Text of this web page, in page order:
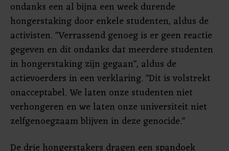
ondanks een al bijna een week durende
hongerstaking door enkele studenten, aldus de
activisten. "Verrassend genoeg is er geen reactie
gegeven en dit ondanks dat meerdere studenten
in hongerstaking zijn gegaan", aldus de
actievoerders in een verklaring. "Dit is volstrekt
onacceptabel. We laten onze studenten niet
verhongeren en we laten onze universiteit niet
zelfgenoegzaam blijven in deze genocide."